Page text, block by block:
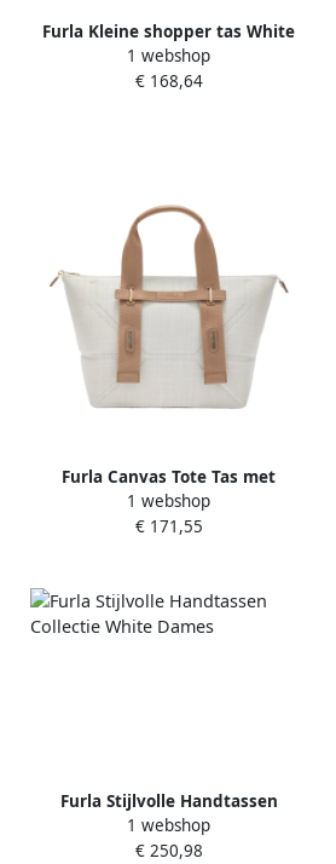
Furla Kleine shopper tas White
Dames
1 webshop
€ 168,64
Furla Canvas Tote Tas met
Verstelbare Banden White Dames
1 webshop
€ 171,55
Furla Stijlvolle Handtassen
Collectie White Dames
1 webshop
€ 250,98